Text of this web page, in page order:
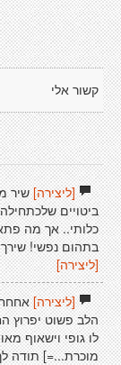
קשור אלי
[ליצירה]שיר
ביטויים
כלותי.. אך מה
בתהום נפשי!
[ליצירה]
[ליצירה]
הלב פשוט יפרוץ
לו גופי וישאוף
מוכרת...=] תודה